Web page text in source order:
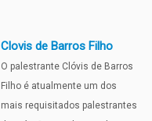
Clovis de Barros Filho
O palestrante Clóvis de Barros
Filho é atualmente um dos
mais requisitados palestrantes